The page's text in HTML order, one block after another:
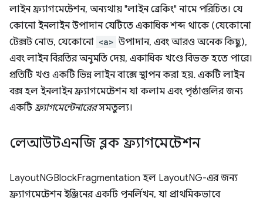
লাইন ফ্র্যাগমেন্টেশন, অন্যথায় "লাইন ব্রেকিং" নামে পরিচিত। যে
কোনো ইনলাইন উপাদান যেটিতে একাধিক শব্দ থাকে (যেকোনো
টেক্সট নোড, যেকোনো <a> উপাদান, এবং আরও অনেক কিছু),
এবং লাইন বিরতির অনুমতি দেয়, একাধিক খণ্ডে বিভক্ত হতে পারে।
প্রতিটি খণ্ড একটি ভিন্ন লাইন বাক্সে স্থাপন করা হয়. একটি লাইন
বক্স হল ইনলাইন ফ্র্যাগমেন্টেশন যা কলাম এবং পৃষ্ঠাগুলির জন্য
একটি ফ্র্যাগমেন্টেনারেরসমতুল্য।
লেআউটএনজি ব্লক ফ্র্যাগমেন্টেশন
LayoutNGBlockFragmentation হল LayoutNG-এর জন্য
ফ্র্যাগমেন্টেশন ইঞ্জিনের একটি পুনর্লিখন, যা প্রাথমিকভাবে